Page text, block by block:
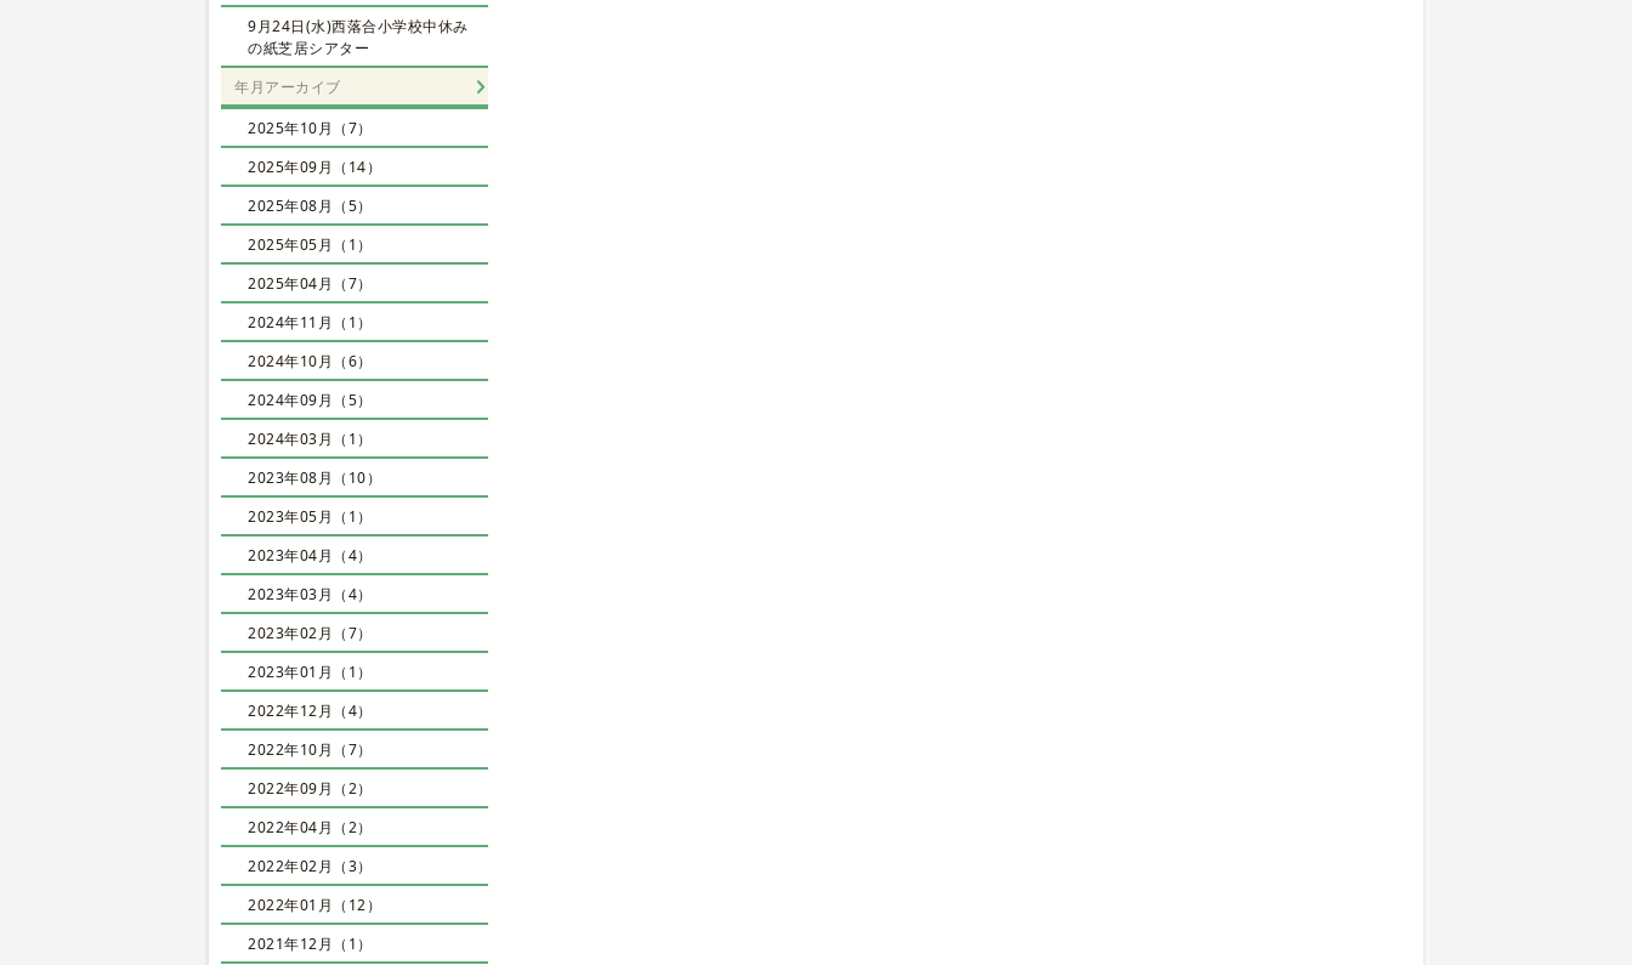
9月24日(水)西落合小学校中休み
の紙芝居シアター
年月アーカイブ
2025年10月（7）
2025年09月（14）
2025年08月（5）
2025年05月（1）
2025年04月（7）
2024年11月（1）
2024年10月（6）
2024年09月（5）
2024年03月（1）
2023年08月（10）
2023年05月（1）
2023年04月（4）
2023年03月（4）
2023年02月（7）
2023年01月（1）
2022年12月（4）
2022年10月（7）
2022年09月（2）
2022年04月（2）
2022年02月（3）
2022年01月（12）
2021年12月（1）